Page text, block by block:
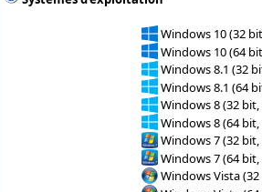
Windows 10 (32
Windows 10 (64
Windows 8.1 (32
Windows 8.1 (64
Windows 8 (32 bit,
Windows 8 (64 bit,
Windows 7 (32 bit,
Windows 7 (64 bit,
Windows Vista